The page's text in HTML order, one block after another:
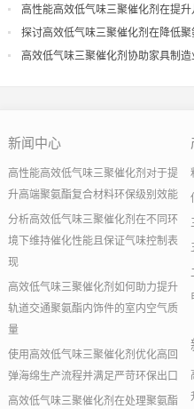
导
高性能高效低气味三聚催化剂在提
探讨高效低气味三聚催化剂在降低
果
高效低气味三聚催化剂协助家具制
新闻中心
高性能高效低气味三聚催化剂对于提
升高端聚氨酯复合材料环保级别效能
分析高效低气味三聚催化剂在不同环
境下维持催化性能且保证气味控制表
现
高效低气味三聚催化剂如何助力提升
轨道交通聚氨酯内饰件的室内空气质
量
使用高效低气味三聚催化剂优化高回
弹海绵生产流程并满足严苛环保出口
高效低气味三聚催化剂在处理聚氨酯